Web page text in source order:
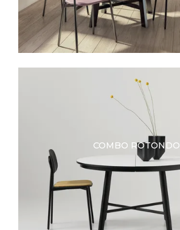
COMBO ROTONDO